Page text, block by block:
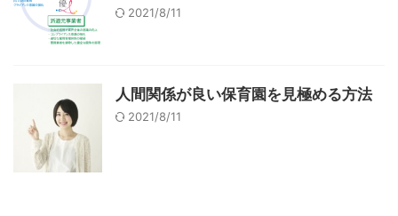
2021/8/11
人間関係が良い保育園を見極める方法
2021/8/11